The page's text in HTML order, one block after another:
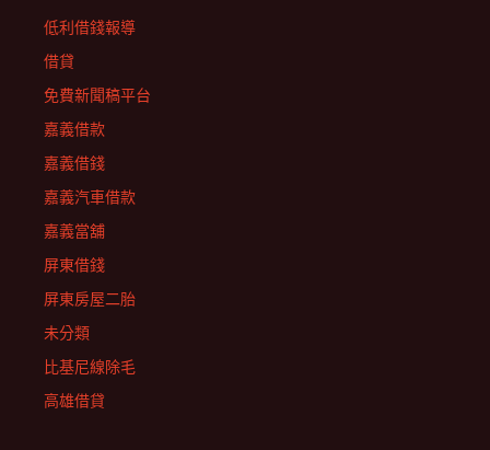
低利借錢報導
借貸
免費新聞稿平台
嘉義借款
嘉義借錢
嘉義汽車借款
嘉義當舖
屏東借錢
屏東房屋二胎
未分類
比基尼線除毛
高雄借貸